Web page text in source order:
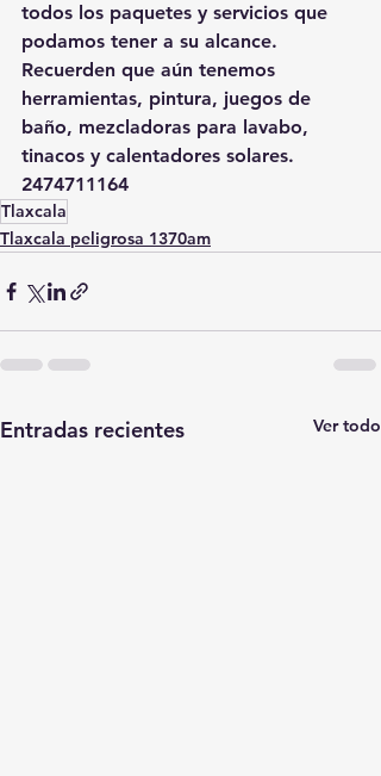
todos los paquetes y servicios que
podamos tener a su alcance.
Recuerden que aún tenemos
herramientas, pintura, juegos de
baño, mezcladoras para lavabo,
tinacos y calentadores solares.
2474711164
Tlaxcala
Tlaxcala peligrosa 1370am
Entradas recientes Ver todo